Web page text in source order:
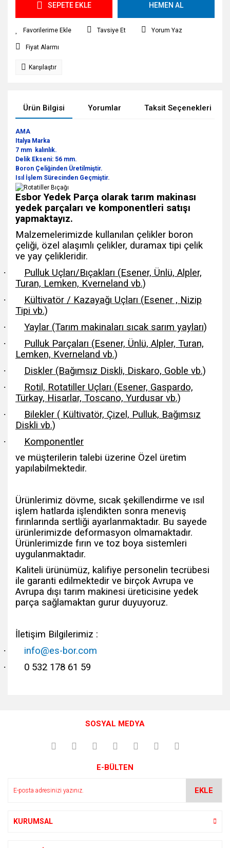
SEPETE EKLE HEMEN AL
Tavsiye Et Yorum Yaz
Fiyat Alarmı
Karşılaştır
Ürün Bilgisi Yorumlar Taksit Seçenekleri
AMA
Italya Marka
7 mm kalınlık.
Delik Ekseni: 56 mm.
Boron Çeliğinden Üretilmiştir.
Isıl İşlem Sürecinden Geçmiştir.
Esbor Yedek Parça olarak tarım makinası
yedek parçaları ve komponentleri satışı
yapmaktayız.
Malzemelerimizde kullanılan çelikler boron
çeliği, özel alaşımlı çelikler, duramax tipi çelik
ve yay çelikleridir.
·
Pulluk Uçları/Bıçakları (Esener, Ünlü, Alpler,
Turan, Lemken, Kverneland vb.)
·
Kültivatör / Kazayağı Uçları (Esener , Nizip
Tipi vb.)
· Yaylar (Tarım makinaları sıcak sarım yayları)
·
Pulluk Parçaları (Esener, Ünlü, Alpler, Turan,
Lemken, Kverneland vb.)
· Diskler (Bağımsız Diskli, Diskaro, Goble vb.)
·
Rotil, Rotatiller Uçları (Esener, Gaspardo,
Türkay, Hisarlar, Toscano, Yurdusar vb.)
·
Bilekler ( Kültivatör, Çizel, Pulluk, Bağımsız
Diskli vb.)
·
Komponentler
ve müşterilerin talebi üzerine Özel üretim
yapılabilmektedir.
Ürünlerimiz dövme, sıcak şekillendirme ve ısıl
işlem hatlarda işlendikten sonra meneviş
fırınlarında sertliği ayarlanmaktadır. Bu sayede
ürünlerimizde deformasyon olmamaktadır.
Ürünlerimizde fırın ve toz boya sistemleri
uygulanmaktadır.
Kaliteli ürünümüz, kalifiye personelin tecrübesi
ile garanti edilmektedir ve birçok Avrupa ve
Avrupa dışı tarım makinesi üreticisine yedek
parça sağlamaktan gurur duyuyoruz.
İletişim Bilgilerimiz :
· info@es-bor.com
· 0 532 178 61 59
Yorum Yaz
Görüş ve önerileriniz için teşekkür ederiz.
Ürün açıklamasında eksik bilgiler bulunuyor.
SOSYAL MEDYA
E-BÜLTEN
EKLE
KURUMSAL